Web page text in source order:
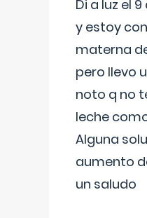
Di a luz el
y estoy
materna
pero llevo
noto q no
leche
Alguna
aumento
un saludo